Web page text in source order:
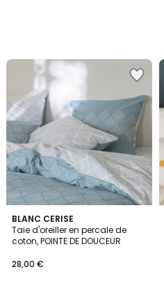
BLANC CERISE
Taie d'oreiller en percale de
coton, POINTE DE DOUCEUR
28,00 €